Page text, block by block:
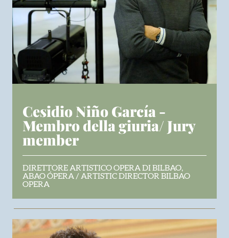
Cesidio Niño García -
Membro della giuria/ Jury
member
DIRETTORE ARTISTICO OPERA DI BILBAO,
ABAO ÓPERA / ARTISTIC DIRECTOR BILBAO
OPERA